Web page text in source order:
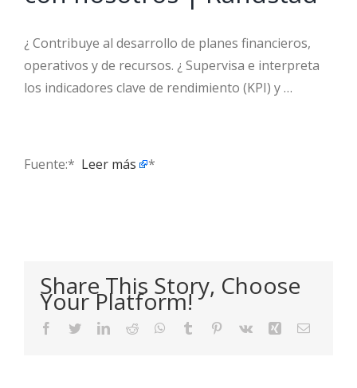
¿ Contribuye al desarrollo de planes financieros,
operativos y de recursos. ¿ Supervisa e interpreta
los indicadores clave de rendimiento (KPI) y …
Fuente:* ​ Leer más *
Share This Story, Choose
Your Platform!
Facebook
TwitterLinkedIn
Reddit WhatsApp
Tumblr Pinterest
Vk Xing Email